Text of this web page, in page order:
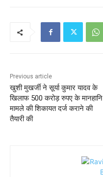
Previous article
खुशी मुखर्जी ने सूर्या कुमार यादव के
खिलाफ 500 करोड़ रुपए के मानहानि
मामले की शिकायत दर्ज कराने की
तैयारी की